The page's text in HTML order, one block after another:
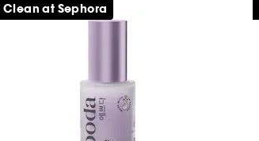
Clean at Sephora